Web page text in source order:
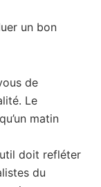
un bon
de
Le
matin
doit refléter
du